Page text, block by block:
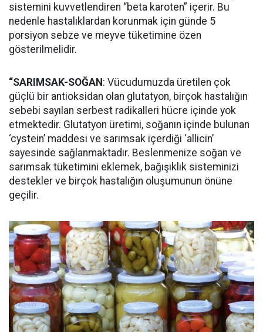
sistemini kuvvetlendiren “beta karoten” içerir. Bu
nedenle hastalıklardan korunmak için günde 5
porsiyon sebze ve meyve tüketimine özen
gösterilmelidir.
“SARIMSAK-SOĞAN: Vücudumuzda üretilen çok
güçlü bir antioksidan olan glutatyon, birçok hastalığın
sebebi sayılan serbest radikalleri hücre içinde yok
etmektedir. Glutatyon üretimi, soğanın içinde bulunan
‘cystein’ maddesi ve sarımsak içerdiği ‘allicin’
sayesinde sağlanmaktadır. Beslenmenize soğan ve
sarımsak tüketimini eklemek, bağışıklık sisteminizi
destekler ve birçok hastalığın oluşumunun önüne
geçilir.